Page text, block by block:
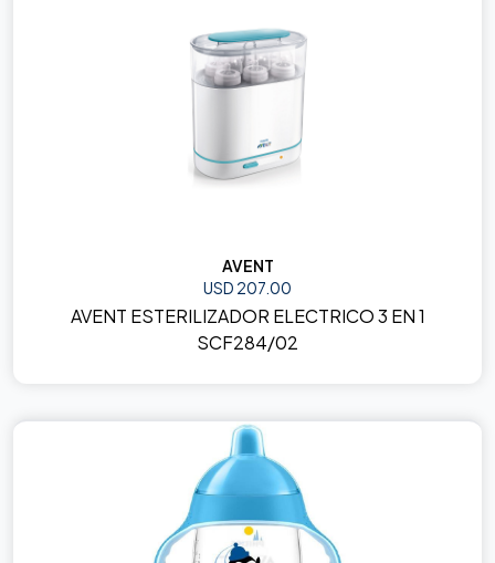
AVENT
USD 207.00
AVENT ESTERILIZADOR ELECTRICO 3 EN 1
SCF284/02